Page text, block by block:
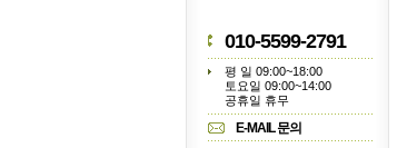
010-5599-2791
평 일 09:00~18:00
토요일 09:00~14:00
공휴일 휴무
E-MAIL 문의